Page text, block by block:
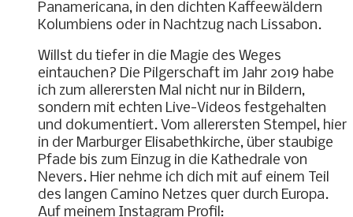
Panamericana, in den dichten Kaffeewäldern
Kolumbiens oder in Nachtzug nach Lissabon.
Willst du tiefer in die Magie des Weges
eintauchen? Die Pilgerschaft im Jahr 2019 habe
ich zum allerersten Mal nicht nur in Bildern,
sondern mit echten Live-Videos festgehalten
und dokumentiert. Vom allerersten Stempel, hier
in der Marburger Elisabethkirche, über staubige
Pfade bis zum Einzug in die Kathedrale von
Nevers. Hier nehme ich dich mit auf einem Teil
des langen Camino Netzes quer durch Europa.
Auf meinem Instagram Profil: